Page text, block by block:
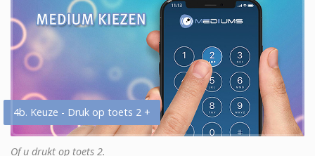
4b. Keuze - Druk op toets 2 +
Of u drukt op toets 2.